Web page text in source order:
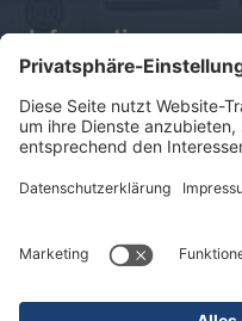
Informationen
Impressum